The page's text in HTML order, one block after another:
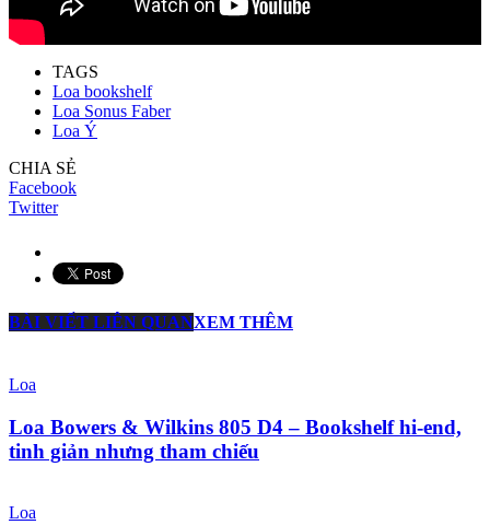
TAGS
Loa bookshelf
Loa Sonus Faber
Loa Ý
CHIA SẺ
Facebook
Twitter
BÀI VIẾT LIÊN QUANXEM THÊM
Loa
Loa Bowers & Wilkins 805 D4 – Bookshelf hi-end,
tinh giản nhưng tham chiếu
Loa